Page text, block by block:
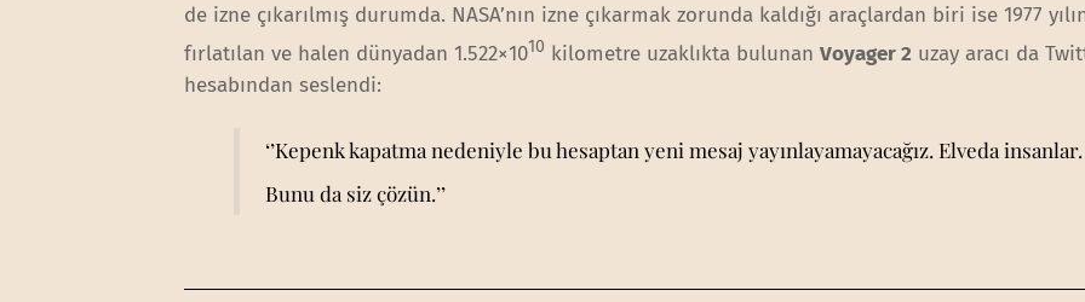
de izne çıkarılmış durumda. NASA’nın izne çıkarmak zorunda kaldığı araçlardan biri ise 1977
fırlatılan ve halen dünyadan 1.522×1010 kilometre uzaklıkta bulunanVoyager 2 uzay aracı da
hesabından seslendi:
‘’Kepenk kapatma nedeniyle bu hesaptan yeni mesaj yayınlayamayacağız. Elveda insanlar.
Bunu da siz çözün.’’